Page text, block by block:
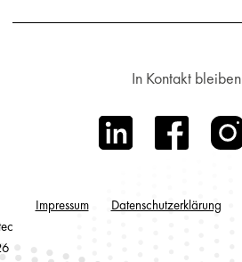
Impressum Datenschutzerklärung
In Kontakt bleiben